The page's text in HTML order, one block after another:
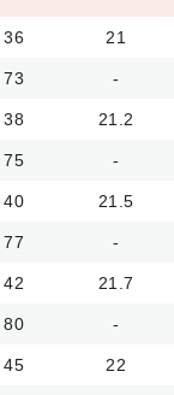
36 21
73 -
38 21.2
75 -
40 21.5
77 -
42 21.7
80 -
45 22